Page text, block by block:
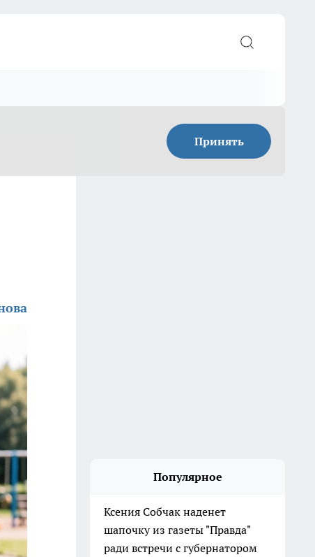
Принять
Популярное
Ксения Собчак наденет
шапочку из газеты "Правда"
ради встречи с губернатором